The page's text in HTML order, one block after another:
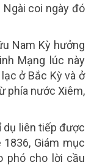
coi ngày đó
Nam Kỳ hưởng
Mạng lúc này
ở Bắc Kỳ và ở
phía nước Xiêm,
dụ liên tiếp được
Giám mục
phó cho lời cầu